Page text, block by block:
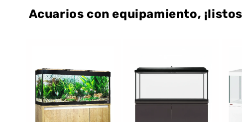
Acuarios con equipamiento,